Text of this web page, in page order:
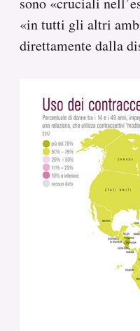
«in tutti gli altri
direttamente dalla